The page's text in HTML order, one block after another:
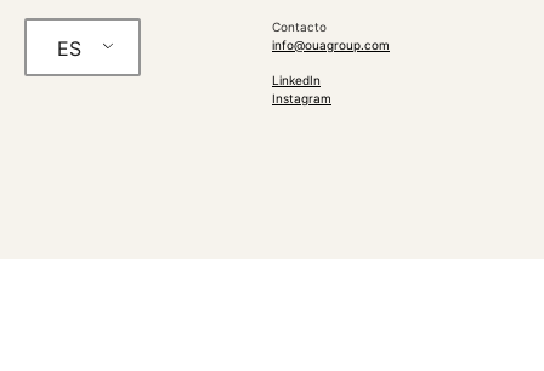
ES
Contacto
info@ouagroup.com
LinkedIn
Instagram